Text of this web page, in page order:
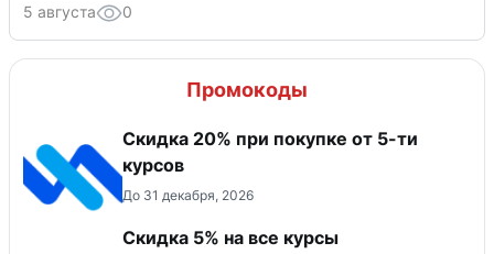
5 августа 0
Промокоды
Скидка 20% при покупке от 5-ти
курсов
До 31 декабря, 2026
Скидка 5% на все курсы